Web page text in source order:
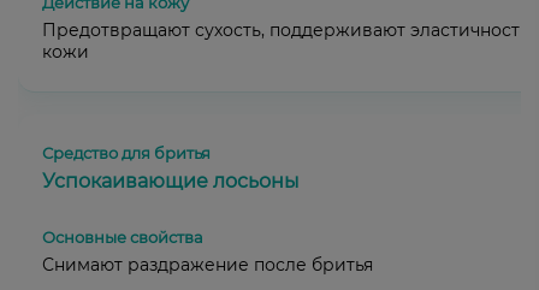
Предотвращают сухость, поддерживают эластичность
кожи
Успокаивающие лосьоны
Снимают раздражение после бритья